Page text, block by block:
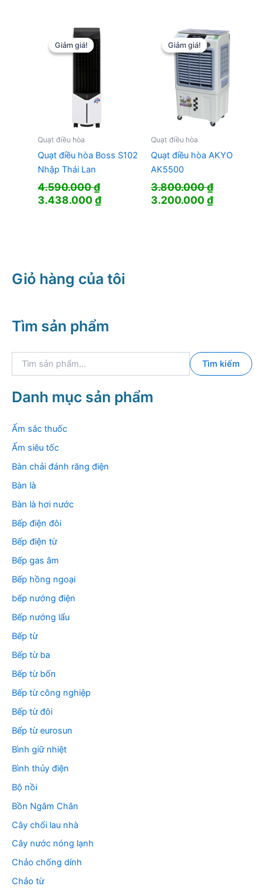
10.600.000 ₫.là:
9.500.000 ₫.
Giảm giá!
Giảm giá!
Quạt điều hòa
Quạt điều hòa Boss S102
Nhập Thái Lan
4.590.000₫
Giá
3.438.000₫Giá
Giảm giá!
Giảm giá!
Quạt điều hòa
Quạt điều hòa AKYO
AK5500
3.800.000₫
Giá
3.200.000₫Giá
Giỏ hàng của tôi
Tìm sản phẩm
k
i
m
Tìm kiếm
Danh mục sản phẩm
Ấm sắc thuốc
Ấm siêu tốc
Bàn chải đánh răng điện
Bàn là
Bàn là hơi nước
Bếp điện đôi
Bếp điện từ
Bếp gas âm
Bếp hồng ngoại
bếp nướng điện
Bếp nướng lẩu
Bếp từ
Bếp từ ba
Bếp từ bốn
Bếp từ công nghiệp
Bếp từ đôi
Bếp từ eurosun
Bình giữ nhiệt
Bình thủy điện
Bộ nồi
Bồn Ngâm Chân
Cây chổi lau nhà
Cây nước nóng lạnh
Chảo chống dính
Chảo từ